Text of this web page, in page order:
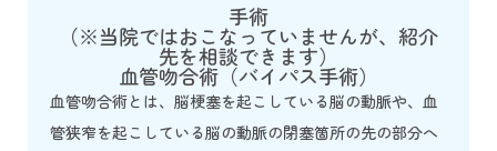
手術
（※当院ではおこなっていませんが、紹介
先を相談できます）
血管吻合術（バイパス手術）
血管吻合術とは、脳梗塞を起こしている脳の動脈や、血
管狭窄を起こしている脳の動脈の閉塞箇所の先の部分へ